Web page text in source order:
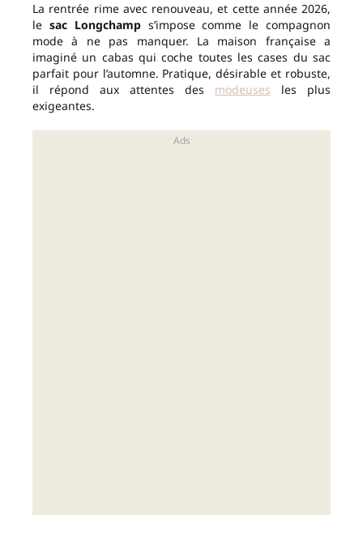
La rentrée rime avec renouveau, et cette année 2026,
le sac Longchamps’impose comme le compagnon
mode à ne pas manquer. La maison française a
imaginé un cabas qui coche toutes les cases du sac
parfait pour l’automne. Pratique, désirable et robuste,
il répond aux attentes des modeuses les plus
exigeantes.